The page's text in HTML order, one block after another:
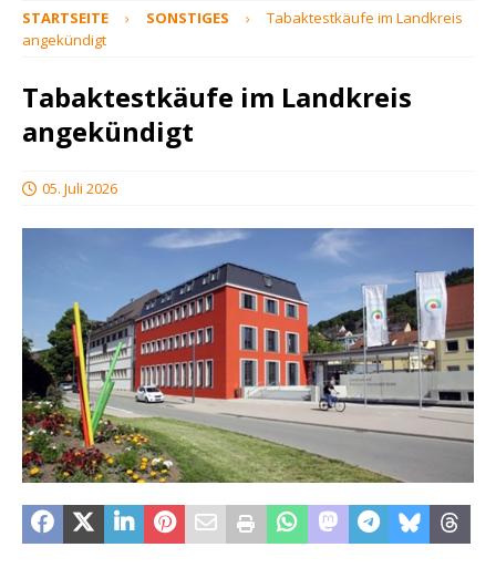
STARTSEITE SONSTIGES
Tabaktestkäufe im Landkreis
angekündigt
Tabaktestkäufe im Landkreis
angekündigt
05. Juli 2026